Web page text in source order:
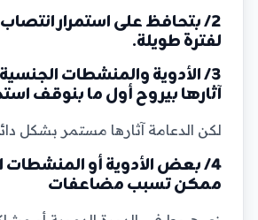
2/ بتحافظ على استمرار
لفترة طويلة.
3/ الأدوية والمنشطات
آثارها بيروح أول ما بنوقف
لكن الدعامة آثارها مستمر بشكل
4/ بعض الأدوية أو المنشطات
ممكن تسبب مضاعفات